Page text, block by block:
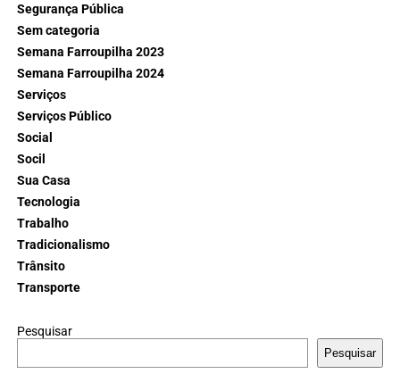
Segurança Pública
Sem categoria
Semana Farroupilha 2023
Semana Farroupilha 2024
Serviços
Serviços Público
Social
Socil
Sua Casa
Tecnologia
Trabalho
Tradicionalismo
Trânsito
Transporte
Pesquisar
Pesquisar